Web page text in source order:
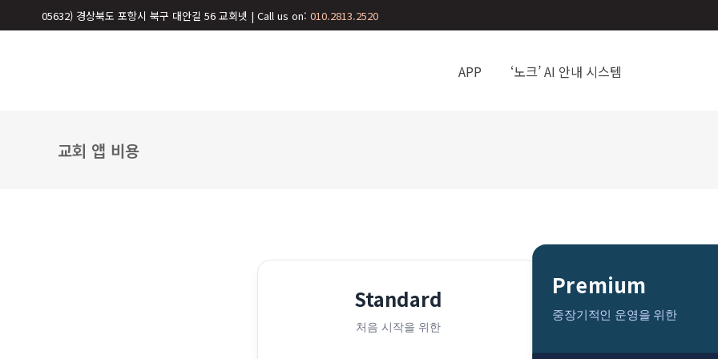
05632) 경상북도 포항시 북구 대안길 56 교회넷 | Call us on:010.2813.2520
APP ‘노크’ AI 안내 시스템
교회 앱 비용
Standard
처음 시작을 위한
Premium
중장기적인 운영을 위한